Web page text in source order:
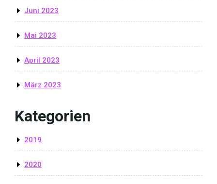
Juni 2023
Mai 2023
April 2023
März 2023
Kategorien
2019
2020